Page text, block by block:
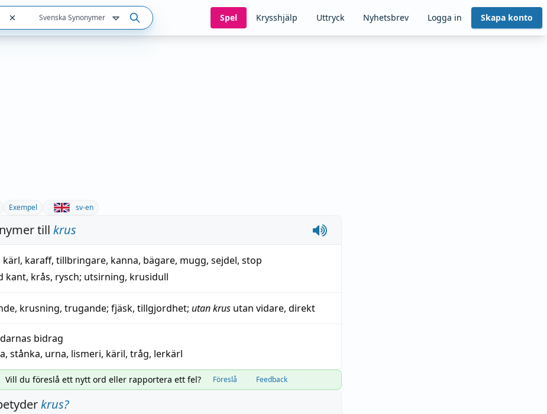
Svenska Synonymer Spel Krysshjälp Uttryck Nyhetsbrev Logga in Skapa konto
Exempel sv-en
till krus
kärl, karaff, tillbringare, kanna, bägare, mugg, sejdel, stop
kant, krås, rysch; utsirning, krusidull
, krusning, trugande; fjäsk, tillgjordhet; utan krus utan vidare, direkt
bidrag
, stånka, urna, lismeri, käril, tråg, lerkärl
Vill du föreslå ett nytt ord eller rapportera ett fel? Föreslå Feedback
krus?